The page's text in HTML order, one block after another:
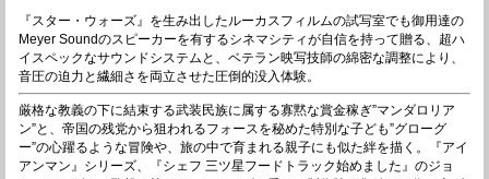
『スター・ウォーズ』を生み出したルーカスフィルムの試写室でも御用達の
Meyer Soundのスピーカーを有するシネマシティが自信を持って贈る、超ハ
イスペックなサウンドシステムと、ベテラン映写技師の綿密な調整により、
音圧の迫力と繊細さを両立させた圧倒的没入体験。
厳格な教義の下に結束する武装民族に属する寡黙な賞金稼ぎ”マンダロリア
ン”と、帝国の残党から狙われるフォースを秘めた特別な子ども”グローグ
ー”の心躍るような冒険や、旅の中で育まれる親子にも似た絆を描く。『アイ
アンマン』シリーズ、『シェフ 三ツ星フードトラック始めました』のジョ